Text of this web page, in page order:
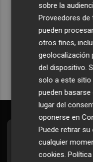
Recibe
Plaza
Todos los días
sobre la
Proveedores
pueden
otros fines,
geolocalización
del dispositivo.
solo a este sitio
pueden
lugar del
oponerse en
Puede retirar
cualquier
cookies .